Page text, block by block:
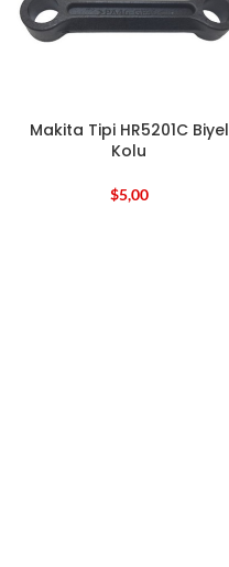
Makita Tipi HR5201C Biyel
Kolu
$5,00